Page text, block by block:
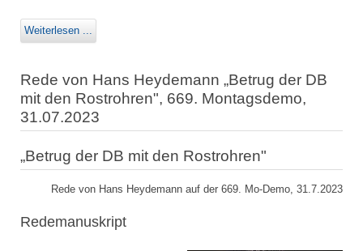
Weiterlesen ...
Rede von Hans Heydemann „Betrug der DB
mit den Rostrohren", 669. Montagsdemo,
31.07.2023
„Betrug der DB mit den Rostrohren"
Rede von Hans Heydemann auf der 669. Mo-Demo, 31.7.2023
Redemanuskript